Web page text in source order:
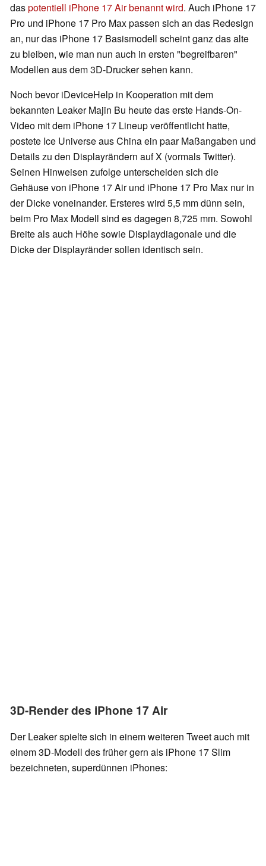
daspotentiell iPhone 17 Air benannt wird. Auch iPhone 17
Pro und iPhone 17 Pro Max passen sich an das Redesign
an, nur das iPhone 17 Basismodell scheint ganz das alte
zu bleiben, wie man nun auch in ersten "begreifbaren"
Modellen aus dem 3D-Drucker sehen kann.
Noch bevor iDeviceHelp in Kooperation mit dem
bekannten Leaker Majin Bu heute das erste Hands-On-
Video mit dem iPhone 17 Lineup veröffentlicht hatte,
postete Ice Universe aus China ein paar Maßangaben und
Details zu den Displayrändern auf X (vormals Twitter).
Seinen Hinweisen zufolge unterscheiden sich die
Gehäuse von iPhone 17 Air und iPhone 17 Pro Max nur in
der Dicke voneinander. Ersteres wird 5,5 mm dünn sein,
beim Pro Max Modell sind es dagegen 8,725 mm. Sowohl
Breite als auch Höhe sowie Displaydiagonale und die
Dicke der Displayränder sollen identisch sein.
3D-Render des iPhone 17 Air
Der Leaker spielte sich in einem weiteren Tweet auch mit
einem 3D-Modell des früher gern als iPhone 17 Slim
bezeichneten, superdünnen iPhones: